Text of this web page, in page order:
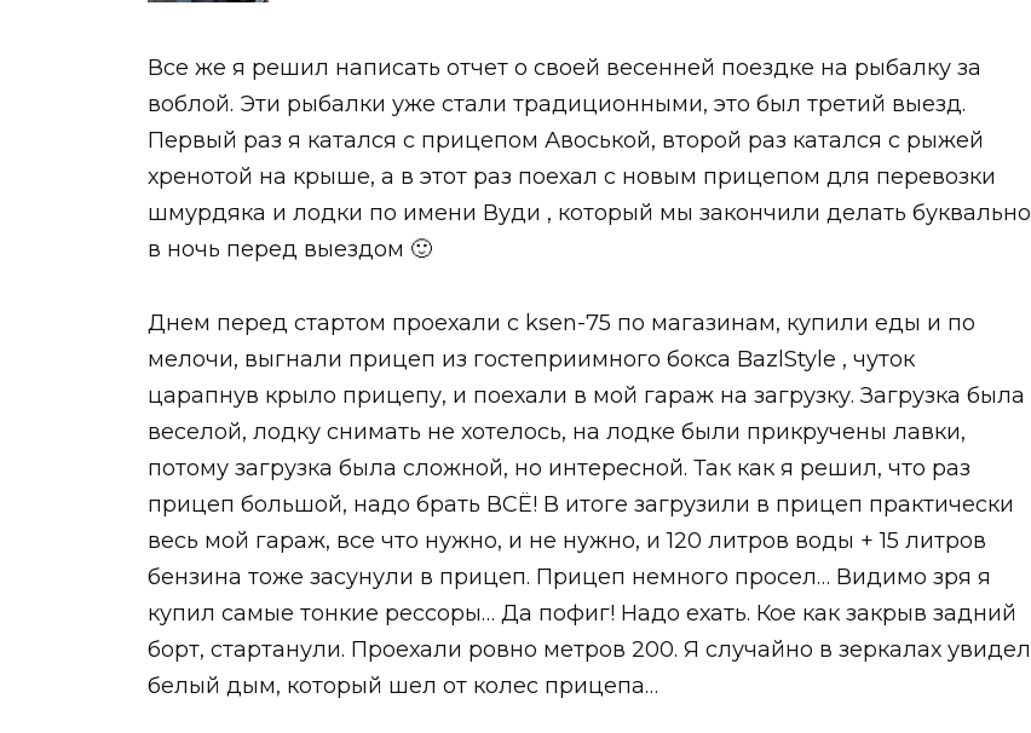
Все же я решил написать отчет о своей весенней поездке на рыбалку за
воблой. Эти рыбалки уже стали традиционными, это был третий выезд.
Первый раз я катался с прицепом Авоськой, второй раз катался с рыжей
хренотой на крыше, а в этот раз поехал с новым прицепом для перевозки
шмурдяка и лодки по имени Вуди , который мы закончили делать буквально
в ночь перед выездом 🙂
Днем перед стартом проехали с ksen-75 по магазинам, купили еды и по
мелочи, выгнали прицеп из гостеприимного бокса BazlStyle , чуток
царапнув крыло прицепу, и поехали в мой гараж на загрузку. Загрузка была
веселой, лодку снимать не хотелось, на лодке были прикручены лавки,
потому загрузка была сложной, но интересной. Так как я решил, что раз
прицеп большой, надо брать ВСЁ! В итоге загрузили в прицеп практически
весь мой гараж, все что нужно, и не нужно, и 120 литров воды + 15 литров
бензина тоже засунули в прицеп. Прицеп немного просел… Видимо зря я
купил самые тонкие рессоры… Да пофиг! Надо ехать. Кое как закрыв задний
борт, стартанули. Проехали ровно метров 200. Я случайно в зеркалах увидел
белый дым, который шел от колес прицепа…